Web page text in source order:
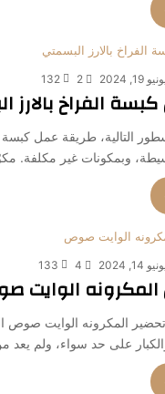
19, 2024
2
132
الفراخ بالارز
التالية، طريقة عمل كبسة
وبمكونات غير مكلفة.
14, 2024
4
133
الوايت
المكرونه الوايت صوص
على حد سواء، ولم يعد